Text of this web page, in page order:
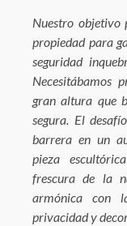
Nuestro
propiedad para
seguridad
Necesitábamos
gran altura que
segura. El
barrera en un
pieza
frescura de la
armónica con
privacidad y